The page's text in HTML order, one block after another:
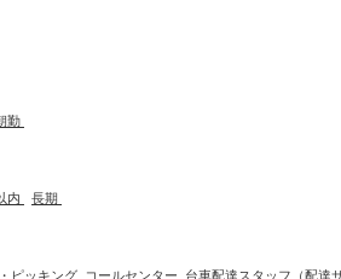
勤
内 長期
ピッキング コールセンター 台車配達スタッフ（配達